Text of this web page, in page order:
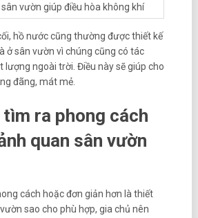
vườn giúp điều hòa không khí
hồ nước cũng thường được thiết kế
ở sân vườn vì chúng cũng có tác
lượng ngoài trời. Điều này sẽ giúp cho
đãng, mát mẻ.
ra phong cách
quan sân vườn
cách hoặc đơn giản hơn là thiết
sao cho phù hợp, gia chủ nên